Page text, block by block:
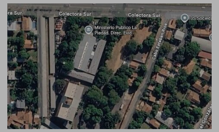
zunächst
angenommen“